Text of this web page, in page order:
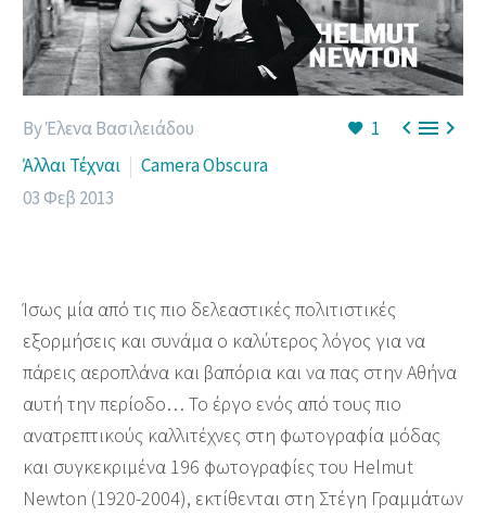
1 
By Έλενα Βασιλειάδου
Άλλαι Τέχναι
Camera Obscura
03 Φεβ 2013
Ίσως μία από τις πιο δελεαστικές πολιτιστικές
εξορμήσεις και συνάμα ο καλύτερος λόγος για να
πάρεις αεροπλάνα και βαπόρια και να πας στην Αθήνα
αυτή την περίοδο… Το έργο ενός από τους πιο
ανατρεπτικούς καλλιτέχνες στη φωτογραφία μόδας
και συγκεκριμένα 196 φωτογραφίες του Helmut
Newton (1920-2004), εκτίθενται στη Στέγη Γραμμάτων